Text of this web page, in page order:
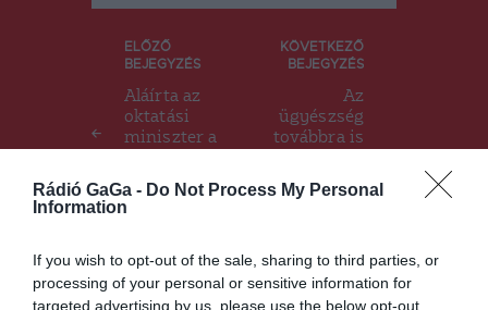
Rádió GaGa - Do Not Process My Personal
Information
If you wish to opt-out of the sale, sharing to third parties, or
processing of your personal or sensitive information for
targeted advertising by us, please use the below opt-out
Bejegyzés
navigáció
ELŐZŐ
BEJEGYZÉS
Aláírta az
oktatási
miniszter a
szóló
KÖVETKEZŐ
BEJEGYZÉS
Az
ügyészség
továbbra is
volt
gyűlöletkelt
ő az
úzvölgyi